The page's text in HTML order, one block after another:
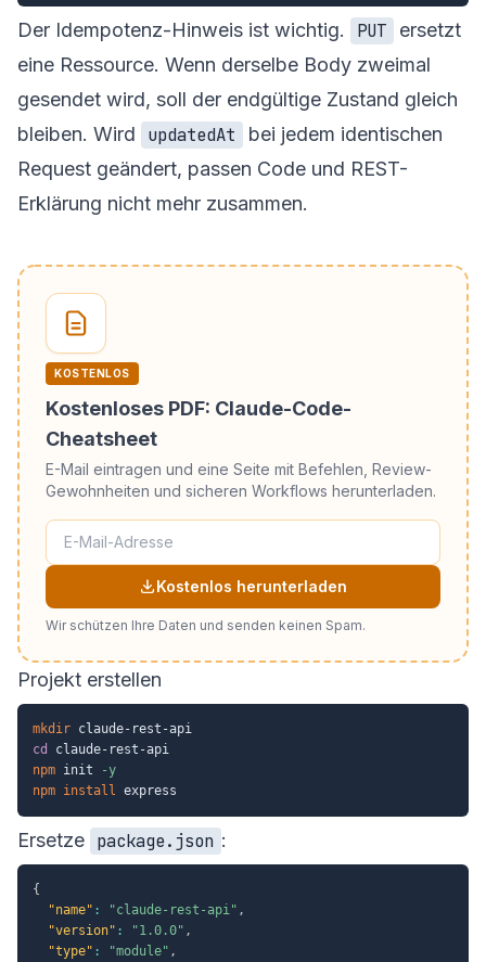
Der Idempotenz-Hinweis ist wichtig. PUT
ersetzt
eine Ressource. Wenn derselbe Body zweimal
gesendet wird, soll der endgültige Zustand gleich
bleiben. Wird
updatedAt
bei jedem identischen
Request geändert, passen Code und REST-
Erklärung nicht mehr zusammen.
KOSTENLOS
Kostenloses PDF: Claude-Code-
Cheatsheet
E-Mail eintragen und eine Seite mit Befehlen, Review-
Gewohnheiten und sicheren Workflows herunterladen.
Kostenlos herunterladen
Wir schützen Ihre Daten und senden keinen Spam.
Projekt erstellen
mkdir
cd
npm init
-y
npm install
Ersetze package.json :
{
"name" : "claude-rest-api" ,
"version" : "1.0.0" ,
"type" : "module" ,